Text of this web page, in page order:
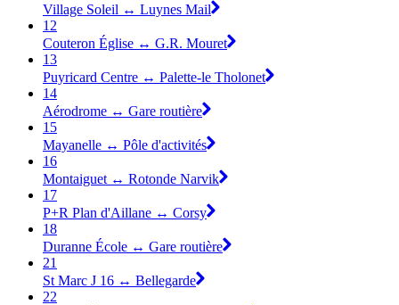
Village Soleil ↔ Luynes Mail
12
Couteron Église ↔ G.R. Mouret
13
Puyricard Centre ↔ Palette-le Tholonet
14
Aérodrome ↔ Gare routière
15
Mayanelle ↔ Pôle d'activités
16
Montaiguet ↔ Rotonde Narvik
17
P+R Plan d'Aillane ↔ Corsy
18
Duranne École ↔ Gare routière
21
St Marc J 16 ↔ Bellegarde
22